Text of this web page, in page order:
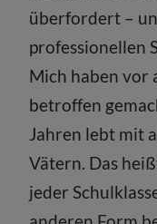
überfordert –
professionellen
Mich haben vor
betroffen
Jahren lebt mit
Vätern. Das
jeder